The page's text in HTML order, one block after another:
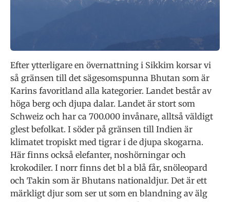
Efter ytterligare en övernattning i Sikkim korsar vi
så gränsen till det sägesomspunna Bhutan som är
Karins favoritland alla kategorier. Landet består av
höga berg och djupa dalar. Landet är stort som
Schweiz och har ca 700.000 invånare, alltså väldigt
glest befolkat. I söder på gränsen till Indien är
klimatet tropiskt med tigrar i de djupa skogarna.
Här finns också elefanter, noshörningar och
krokodiler. I norr finns det bl a blå får, snöleopard
och Takin som är Bhutans nationaldjur. Det är ett
märkligt djur som ser ut som en blandning av älg